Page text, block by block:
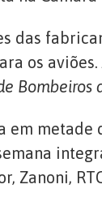
das
os
Bombeiros
em metade